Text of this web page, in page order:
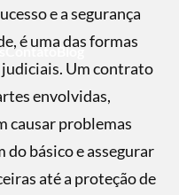
ContatoBlog
e a segurança
é uma das formas
judiciais. Um contrato
envolvidas,
causar problemas
básico e assegurar
até a proteção de